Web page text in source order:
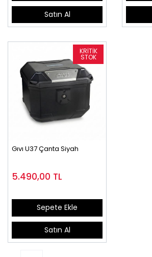
Satın Al
Gıvı U37 Çanta Siyah
5.490,00 TL
Sepete Ekle
Satın Al